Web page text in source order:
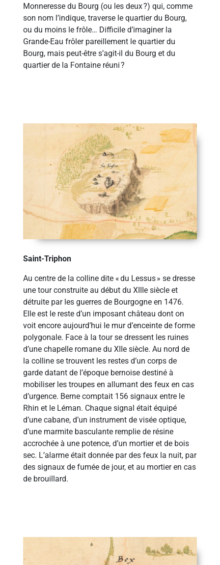
Monneresse du Bourg (ou les deux ?) qui, comme
son nom l’indique, traverse le quartier du Bourg,
ou du moins le frôle… Difficile d’imaginer la
Grande-Eau frôler pareillement le quartier du
Bourg, mais peut-être s’agit-il du Bourg et du
quartier de la Fontaine réuni ?
Saint-Triphon
Au centre de la colline dite « du Lessus » se dresse
une tour construite au début du XIIIe siècle et
détruite par les guerres de Bourgogne en 1476.
Elle est le reste d’un imposant château dont on
voit encore aujourd’hui le mur d’enceinte de forme
polygonale. Face à la tour se dressent les ruines
d’une chapelle romane du XIIe siècle. Au nord de
la colline se trouvent les restes d’un corps de
garde datant de l’époque bernoise destiné à
mobiliser les troupes en allumant des feux en cas
d’urgence. Berne comptait 156 signaux entre le
Rhin et le Léman. Chaque signal était équipé
d’une cabane, d’un instrument de visée optique,
d’une marmite basculante remplie de résine
accrochée à une potence, d’un mortier et de bois
sec. L’alarme était donnée par des feux la nuit, par
des signaux de fumée de jour, et au mortier en cas
de brouillard.